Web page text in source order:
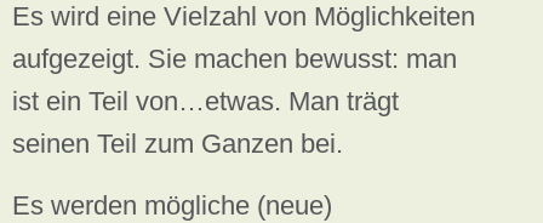
Es wird eine Vielzahl von Möglichkeiten
aufgezeigt. Sie machen bewusst: man
ist ein Teil von…etwas. Man trägt
seinen Teil zum Ganzen bei.
Es werden mögliche (neue)